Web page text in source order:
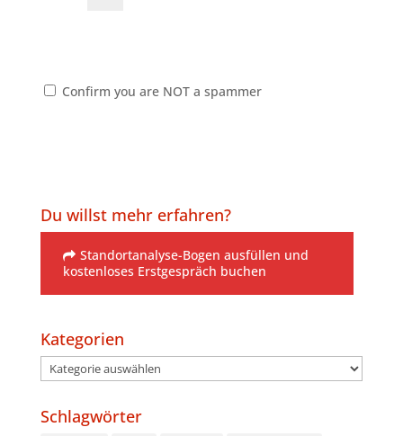
Confirm you are NOT a spammer
Du willst mehr erfahren?
Standortanalyse-Bogen ausfüllen und
kostenloses Erstgespräch buchen
Kategorien
Kategorien
Schlagwörter